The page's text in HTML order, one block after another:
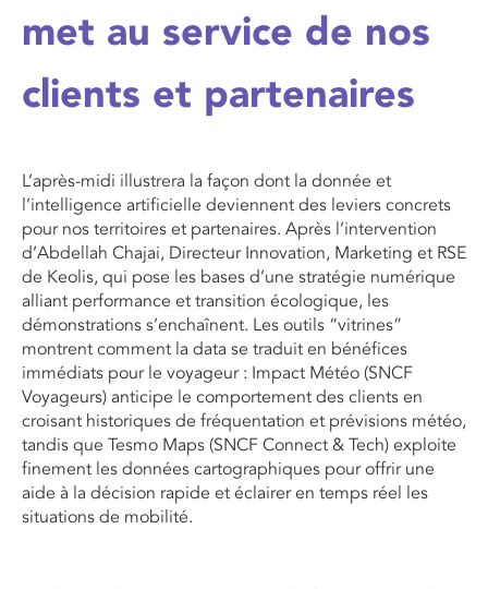
met au service de nos
clients et partenaires
L’après-midi illustrera la façon dont la donnée et
l’intelligence artificielle deviennent des leviers concrets
pour nos territoires et partenaires. Après l’intervention
d’Abdellah Chajai, Directeur Innovation, Marketing et RSE
de Keolis, qui pose les bases d’une stratégie numérique
alliant performance et transition écologique, les
démonstrations s’enchaînent. Les outils “vitrines”
montrent comment la data se traduit en bénéfices
immédiats pour le voyageur : Impact Météo (SNCF
Voyageurs) anticipe le comportement des clients en
croisant historiques de fréquentation et prévisions météo,
tandis que Tesmo Maps (SNCF Connect & Tech) exploite
finement les données cartographiques pour offrir une
aide à la décision rapide et éclairer en temps réel les
situations de mobilité.